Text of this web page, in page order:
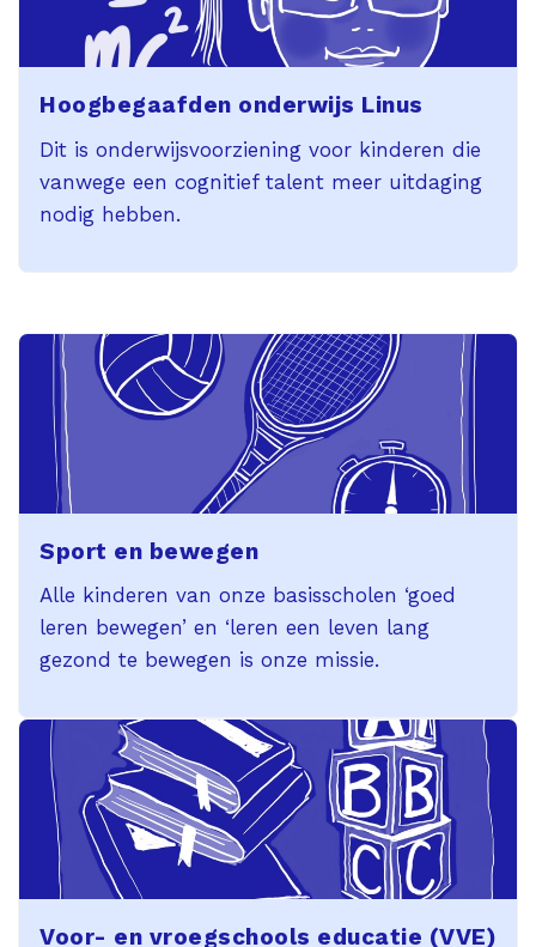
Hoogbegaafden onderwijs Linus
Dit is onderwijsvoorziening voor kinderen die
vanwege een cognitief talent meer uitdaging
nodig hebben.
Sport en bewegen
Alle kinderen van onze basisscholen ‘goed
leren bewegen’ en ‘leren een leven lang
gezond te bewegen is onze missie.
Voor- en vroegschools educatie (VVE)